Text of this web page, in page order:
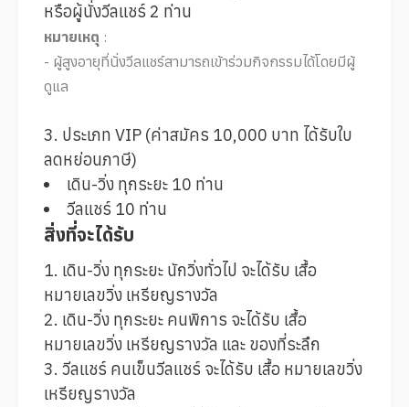
หรือผู้นั่งวีลแชร์ 2 ท่าน
หมายเหตุ :
- ผู้สูงอายุที่นั่งวีลแชร์สามารถเข้าร่วมกิจกรรมได้โดยมีผู้
ดูแล
3. ประเภท VIP (ค่าสมัคร 10,000 บาท ได้รับใบ
ลดหย่อนภาษี)
เดิน-วิ่ง ทุกระยะ 10 ท่าน
วีลแชร์ 10 ท่าน
สิ่งที่จะได้รับ
1. เดิน-วิ่ง ทุกระยะ นักวิ่งทั่วไป จะได้รับ เสื้อ
หมายเลขวิ่ง เหรียญรางวัล
2. เดิน-วิ่ง ทุกระยะ คนพิการ จะได้รับ เสื้อ
หมายเลขวิ่ง เหรียญรางวัล และ ของที่ระลึก
3. วีลแชร์ คนเข็นวีลแชร์ จะได้รับ เสื้อ หมายเลขวิ่ง
เหรียญรางวัล